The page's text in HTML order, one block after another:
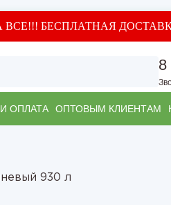
ВСЕ!!! БЕСПЛАТНАЯ
8
ОПЛАТА ОПТОВЫМ КЛИЕНТАМ
930 л